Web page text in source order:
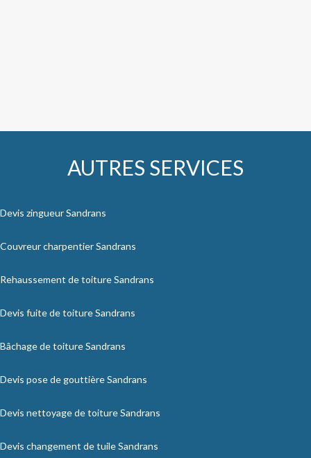
AUTRES SERVICES
Devis zingueur Sandrans
Couvreur charpentier Sandrans
Rehaussement de toiture Sandrans
Devis fuite de toiture Sandrans
Bâchage de toiture Sandrans
Devis pose de gouttière Sandrans
Devis nettoyage de toiture Sandrans
Devis changement de tuile Sandrans